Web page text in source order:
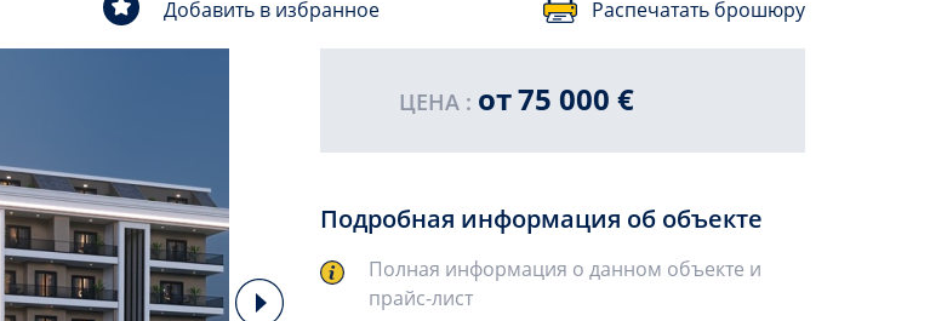
Добавить в избранное Распечатать брошюру
ЦЕНА : от75 000 €
Подробная информация об объекте
Полная информация о данном объекте и
прайс-лист